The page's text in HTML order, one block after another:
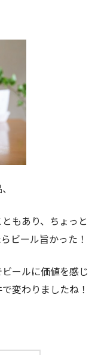
もあり、ちょっと
ビール旨かった！
ールに価値を感じ
変わりましたね！